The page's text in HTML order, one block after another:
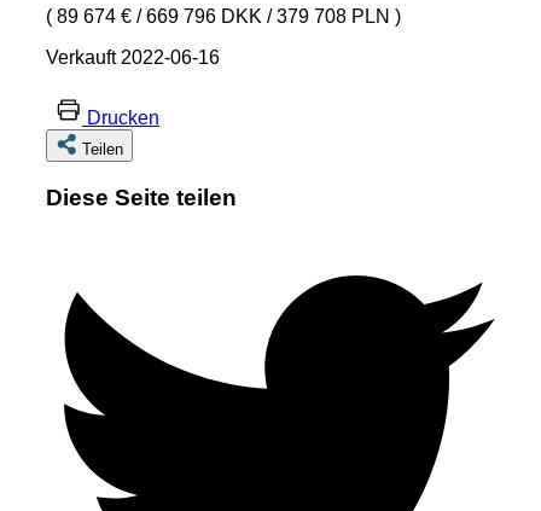
( 89 674 € /669 796 DKK /379 708 PLN )
Verkauft 2022-06-16
Drucken
Teilen
Diese Seite teilen